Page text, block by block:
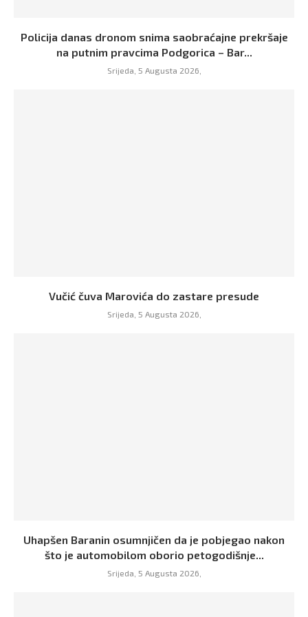
Policija danas dronom snima saobraćajne prekršaje
na putnim pravcima Podgorica – Bar...
Srijeda, 5 Augusta 2026,
Vučić čuva Marovića do zastare presude
Srijeda, 5 Augusta 2026,
Uhapšen Baranin osumnjičen da je pobjegao nakon
što je automobilom oborio petogodišnje...
Srijeda, 5 Augusta 2026,